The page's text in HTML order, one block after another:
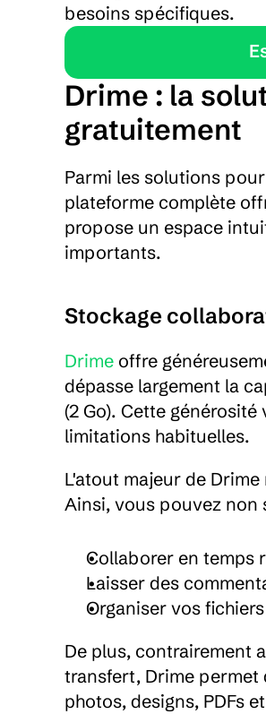
besoins spécifiques.
Drime : la
gratuitement
Parmi les solutions
plateforme complète
propose un espace
importants.
Stockage
Drime offre
dépasse largement la
(2 Go). Cette
limitations habituelles.
L'atout majeur de
Ainsi, vous pouvez non
Collaborer en temps
Laisser des
Organiser vos
De plus, contrairement
transfert, Drime
photos, designs, PDFs